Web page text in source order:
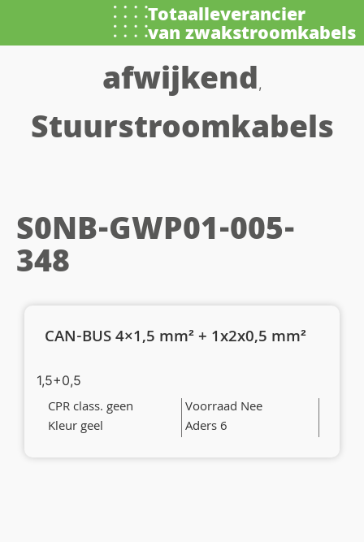
Totaalleverancier
van zwakstroomkabels
afwijkend,
Stuurstroomkabels
S0NB-GWP01-005-
348
CAN-BUS 4×1,5 mm² + 1x2x0,5 mm²
1,5+0,5
CPR class. geen
Voorraad Nee
Kleur geel
Aders 6